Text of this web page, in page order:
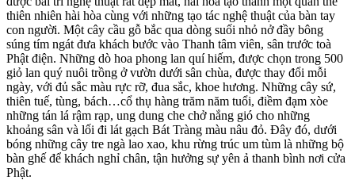
thiên nhiên hài hòa cùng với những tạo tác nghệ thuật của bàn tay
con người. Một cây cầu gỗ bắc qua dòng suối nhỏ nở đầy bông
súng tím ngát đưa khách bước vào Thanh tâm viên, sân trước toà
Phật điện. Những dò hoa phong lan quí hiếm, được chọn trong 500
giỏ lan quý nuôi trồng ở vườn dưới sân chùa, được thay đổi mỗi
ngày, với đủ sắc màu rực rỡ, đua sắc, khoe hương. Những cây sứ,
thiên tuế, tùng, bách…cổ thụ hàng trăm năm tuổi, điềm đạm xòe
những tán lá rậm rạp, ung dung che chở nắng gió cho những
khoảng sân và lối đi lát gạch Bát Tràng màu nâu đỏ. Đây đó, dưới
bóng những cây tre ngà lao xao, khu rừng trúc um tùm là những bộ
bàn ghế để khách nghỉ chân, tận hưởng sự yên ả thanh bình nơi cửa
Phật.